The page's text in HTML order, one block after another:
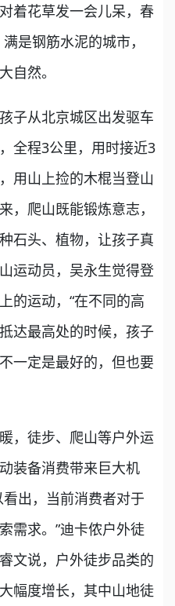
着花草发一会儿呆，春
是钢筋水泥的城市，
自然。
从北京城区出发驱车
全程3公里，用时接近3
用山上捡的木棍当登山
，爬山既能锻炼意志，
石头、植物，让孩子真
运动员，吴永生觉得登
的运动，“在不同的高
达最高处的时候，孩子
一定是最好的，但也要
徒步、爬山等户外运
装备消费带来巨大机
出，当前消费者对于
需求。”迪卡侬户外徒
文说，户外徒步品类的
幅度增长，其中山地徒